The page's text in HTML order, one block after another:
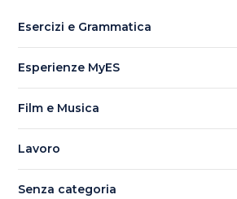
Esercizi e Grammatica
Esperienze MyES
Film e Musica
Lavoro
Senza categoria